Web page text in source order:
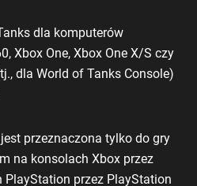
dla komputerów
Xbox One, Xbox One X/S czy
dla World of Tanks Console)
przeznaczona tylko do gry
na konsolach Xbox przez
PlayStation przez PlayStation